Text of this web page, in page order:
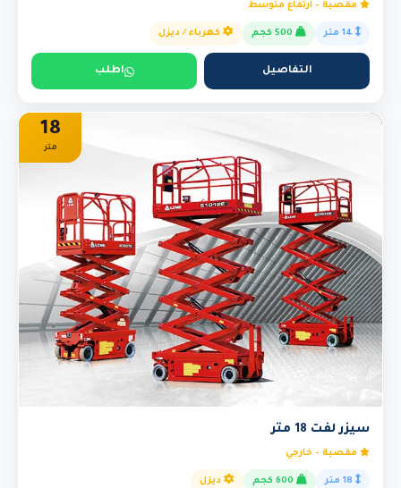
مقصية - ارتفاع متوسط
كهرباء / ديزل
التفاصيل اطلب
18
متر
سيزر لفت 18 متر
مقصية - خارجي
ديزل